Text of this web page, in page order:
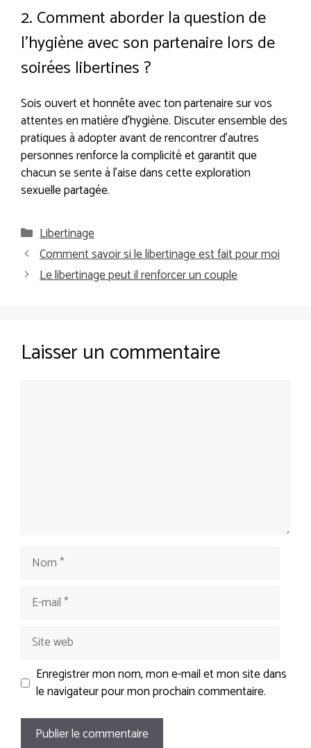
2. Comment aborder la question de
l’hygiène avec son partenaire lors de
soirées libertines ?
Sois ouvert et honnête avec ton partenaire sur vos
attentes en matière d’hygiène. Discuter ensemble des
pratiques à adopter avant de rencontrer d’autres
personnes renforce la complicité et garantit que
chacun se sente à l’aise dans cette exploration
sexuelle partagée.
Catégories
Libertinage
Comment savoir si le libertinage est fait pour moi
Le libertinage peut il renforcer un couple
Laisser un commentaire
Nom
mail
Site
web
Enregistrer mon nom, mon e-mail et mon site dans
le navigateur pour mon prochain commentaire.